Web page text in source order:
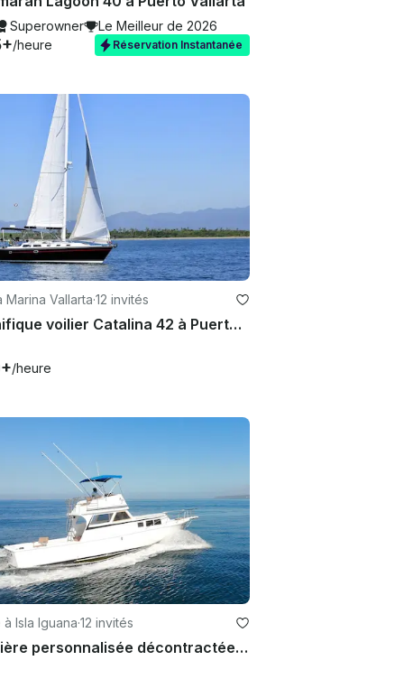
Superowner Le Meilleur de 2026
/heure Réservation Instantanée
Marina Vallarta·12 invités
Magnifique voilier Catalina 42 à Puerto Vallarta, Mexique
/heure
Isla Iguana·12 invités
Croisière personnalisée décontractée et abordable pour les voyages de loisirs ou de pêche